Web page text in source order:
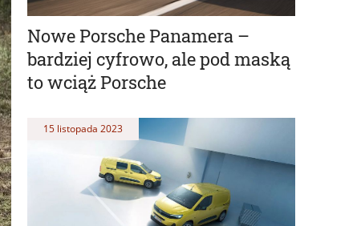
Nowe Porsche Panamera –
bardziej cyfrowo, ale pod maską
to wciąż Porsche
15 listopada 2023